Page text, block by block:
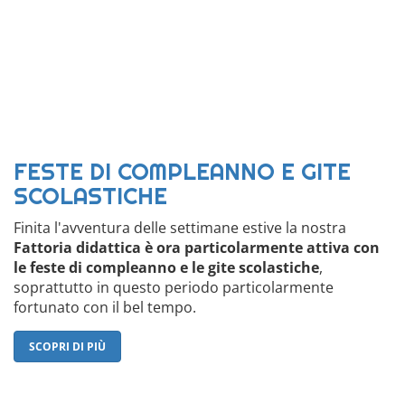
FESTE DI COMPLEANNO E GITE
SCOLASTICHE
Finita l'avventura delle settimane estive la nostra
Fattoria didattica è ora particolarmente attiva con
le feste di compleanno e le gite scolastiche,
soprattutto in questo periodo particolarmente
fortunato con il bel tempo.
SCOPRI DI PIÙ